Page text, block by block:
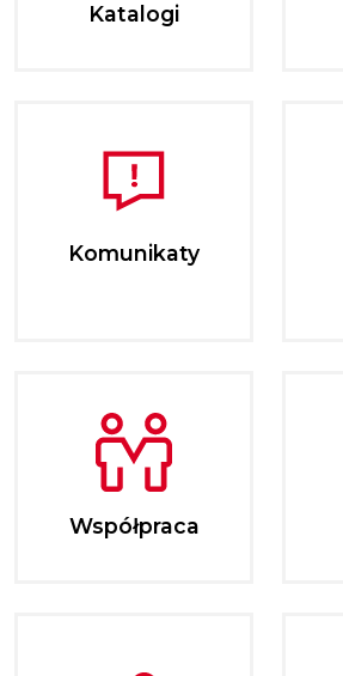
Katalogi
Komunikaty
Współpraca